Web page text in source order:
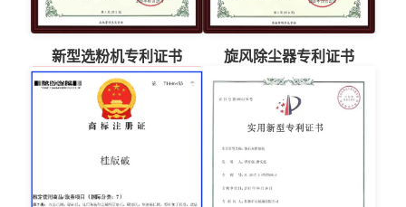
新型选粉机专利证书 旋风除尘器专利证书